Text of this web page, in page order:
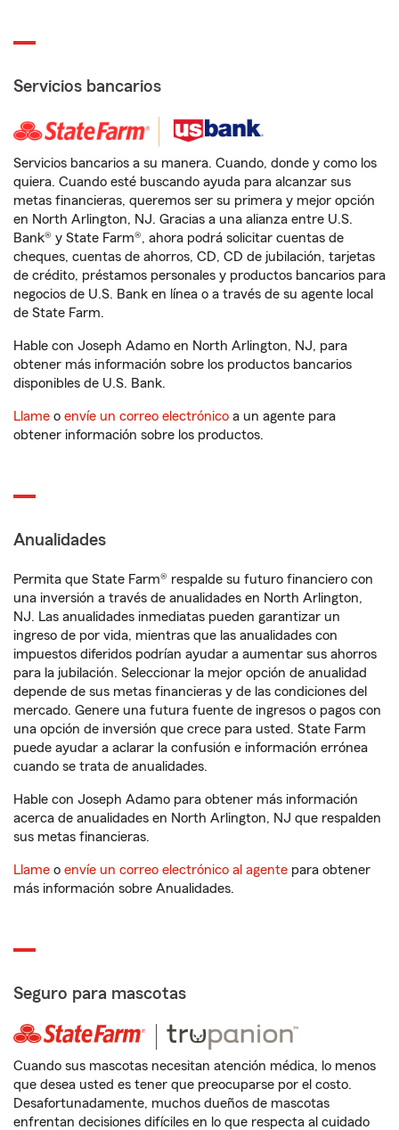
Servicios bancarios
Servicios bancarios a su manera. Cuando, donde y como los
quiera. Cuando esté buscando ayuda para alcanzar sus
metas financieras, queremos ser su primera y mejor opción
en North Arlington, NJ. Gracias a una alianza entre U.S.
Bank® y State Farm®, ahora podrá solicitar cuentas de
cheques, cuentas de ahorros, CD, CD de jubilación, tarjetas
de crédito, préstamos personales y productos bancarios para
negocios de U.S. Bank en línea o a través de su agente local
de State Farm.
Hable con Joseph Adamo en North Arlington, NJ, para
obtener más información sobre los productos bancarios
disponibles de U.S. Bank.
Llame o envíe un correo electrónico a un agente para
obtener información sobre los productos.
Anualidades
Permita que State Farm® respalde su futuro financiero con
una inversión a través de anualidades en North Arlington,
NJ. Las anualidades inmediatas pueden garantizar un
ingreso de por vida, mientras que las anualidades con
impuestos diferidos podrían ayudar a aumentar sus ahorros
para la jubilación. Seleccionar la mejor opción de anualidad
depende de sus metas financieras y de las condiciones del
mercado. Genere una futura fuente de ingresos o pagos con
una opción de inversión que crece para usted. State Farm
puede ayudar a aclarar la confusión e información errónea
cuando se trata de anualidades.
Hable con Joseph Adamo para obtener más información
acerca de anualidades en North Arlington, NJ que respalden
sus metas financieras.
Llame o envíe un correo electrónico al agente para obtener
más información sobre Anualidades.
Seguro para mascotas
Cuando sus mascotas necesitan atención médica, lo menos
que desea usted es tener que preocuparse por el costo.
Desafortunadamente, muchos dueños de mascotas
enfrentan decisiones difíciles en lo que respecta al cuidado